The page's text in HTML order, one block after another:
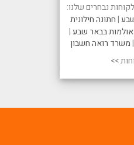
נבחרים שלנו:
|חתונה חילונית
אולמות בבאר שבע|
|משרד רואה חשבון
>>